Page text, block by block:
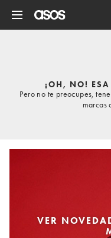
¡OH, NO! ESA
Pero no te preocupes,
marcas
VER